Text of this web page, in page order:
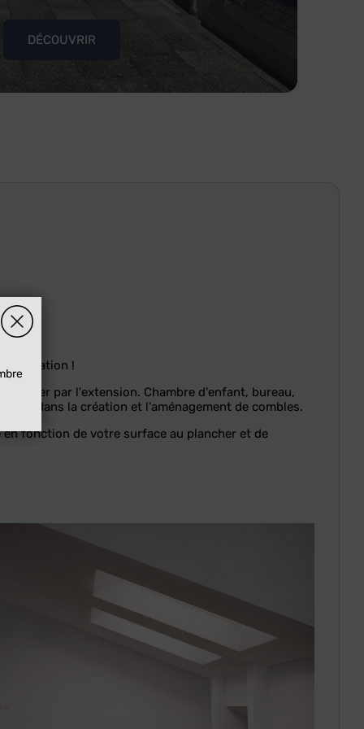
DÉCOUVRIR
habitation !
passer par l'extension. Chambre d'enfant, bureau,
dans la création et l'aménagement de combles.
fonction de votre surface au plancher et de